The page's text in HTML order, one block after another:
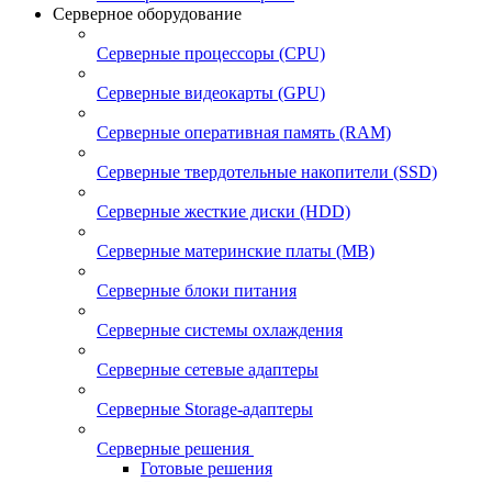
Серверное оборудование
Серверные процессоры (CPU)
Серверные видеокарты (GPU)
Серверные оперативная память (RAM)
Серверные твердотельные накопители (SSD)
Серверные жесткие диски (HDD)
Серверные материнские платы (MB)
Серверные блоки питания
Серверные системы охлаждения
Серверные сетевые адаптеры
Серверные Storage-адаптеры
Серверные решения
Готовые решения